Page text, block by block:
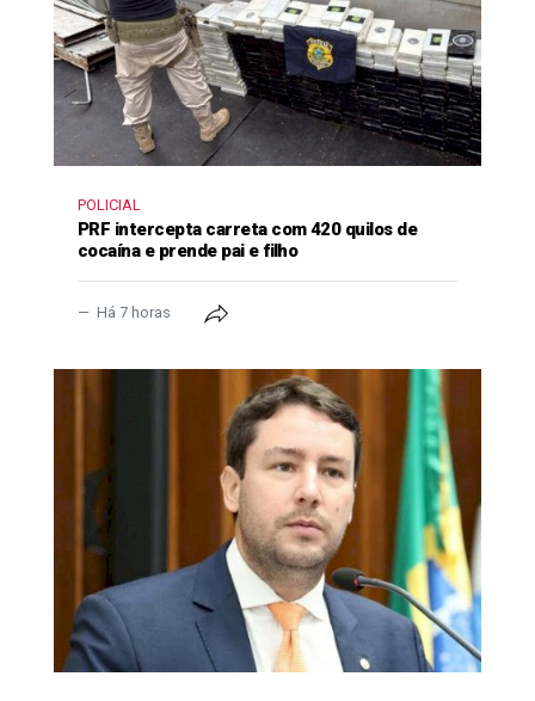
POLICIAL
PRF intercepta carreta com 420 quilos de
cocaína e prende pai e filho
Há 7 horas